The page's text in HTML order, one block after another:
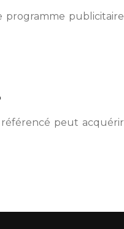
programme publicitaire
peut acquérir